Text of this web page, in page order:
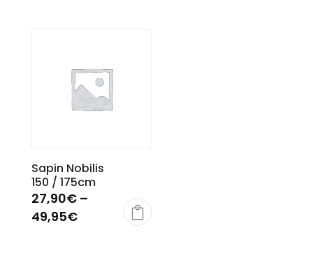
Sapin Nobilis
150 / 175cm
27,90€–
49,95€